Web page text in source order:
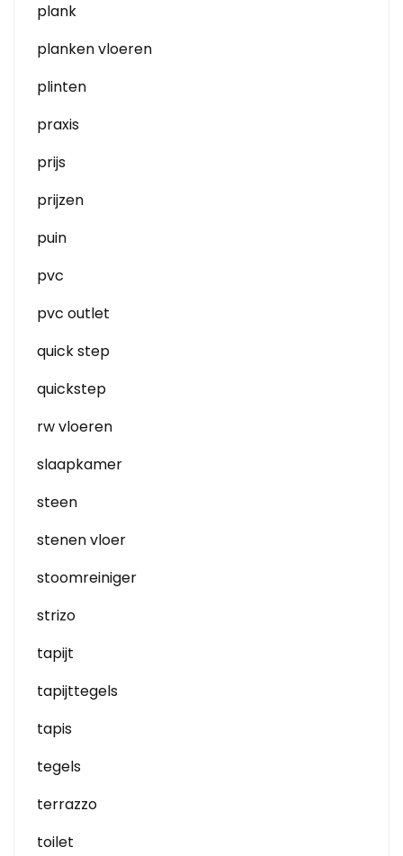
plank
planken vloeren
plinten
praxis
prijs
prijzen
puin
pvc
pvc outlet
quick step
quickstep
rw vloeren
slaapkamer
steen
stenen vloer
stoomreiniger
strizo
tapijt
tapijttegels
tapis
tegels
terrazzo
toilet